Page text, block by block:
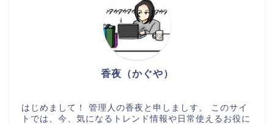
香夜（かぐや）
はじめまして！ 管理人の香夜と申しましす。 このサイ
トでは、今、気になるトレンド情報や日常使えるお役に